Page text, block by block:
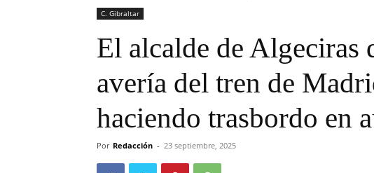
C. Gibraltar
El alcalde de Algeciras
avería del tren de
haciendo trasbordo en
Por Redacción - 23 septiembre, 2025